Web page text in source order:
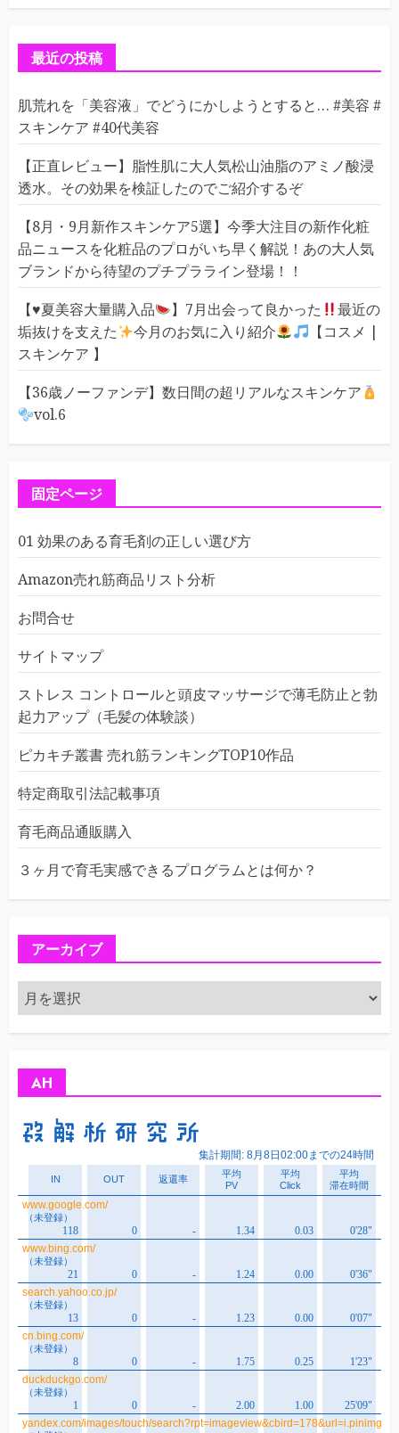
ゴ
最近の投稿
肌荒れを「美容液」でどうにかしようとすると… #美容 #
スキンケア #40代美容
【正直レビュー】脂性肌に大人気松山油脂のアミノ酸浸
透水。その効果を検証したのでご紹介するぞ
【8月・9月新作スキンケア5選】今季大注目の新作化粧
品ニュースを化粧品のプロがいち早く解説！あの大人気
ブランドから待望のプチプラライン登場！！
【♥️夏美容大量購入品 】7月出会って良かった
最近の
垢抜けを支えた
今月のお気に入り紹介
【コスメ |
スキンケア 】
【36歳ノーファンデ】数日間の超リアルなスキンケア
vol.6
固定ページ
01 効果のある育毛剤の正しい選び方
Amazon売れ筋商品リスト分析
お問合せ
サイトマップ
ストレス コントロールと頭皮マッサージで薄毛防止と勃
起力アップ（毛髪の体験談）
ピカキチ叢書 売れ筋ランキングTOP10作品
特定商取引法記載事項
育毛商品通販購入
３ヶ月で育毛実感できるプログラムとは何か？
アーカイブ
ア
ー
カ
AH